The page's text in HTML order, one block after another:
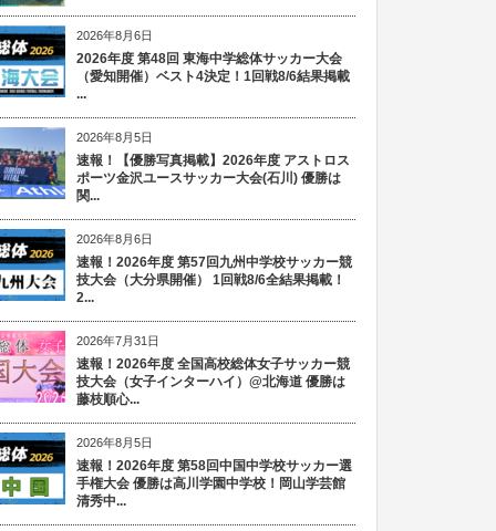
2026年8月6日
2026年度 第48回 東海中学総体サッカー大会
（愛知開催）ベスト4決定！1回戦8/6結果掲載
...
2026年8月5日
速報！【優勝写真掲載】2026年度 アストロス
ポーツ金沢ユースサッカー大会(石川) 優勝は
関...
2026年8月6日
速報！2026年度 第57回九州中学校サッカー競
技大会（大分県開催） 1回戦8/6全結果掲載！
2...
2026年7月31日
速報！2026年度 全国高校総体女子サッカー競
技大会（女子インターハイ）@北海道 優勝は
藤枝順心...
2026年8月5日
速報！2026年度 第58回中国中学校サッカー選
手権大会 優勝は高川学園中学校！岡山学芸館
清秀中...